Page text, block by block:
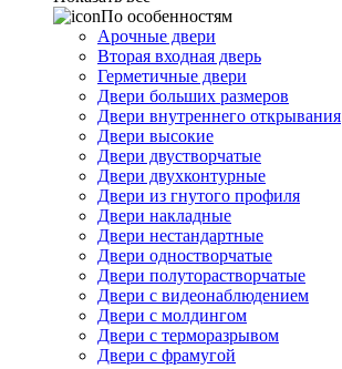
По особенностям
Арочные двери
Вторая входная дверь
Герметичные двери
Двери больших размеров
Двери внутреннего открывания
Двери высокие
Двери двустворчатые
Двери двухконтурные
Двери из гнутого профиля
Двери накладные
Двери нестандартные
Двери одностворчатые
Двери полуторастворчатые
Двери с видеонаблюдением
Двери с молдингом
Двери с терморазрывом
Двери с фрамугой